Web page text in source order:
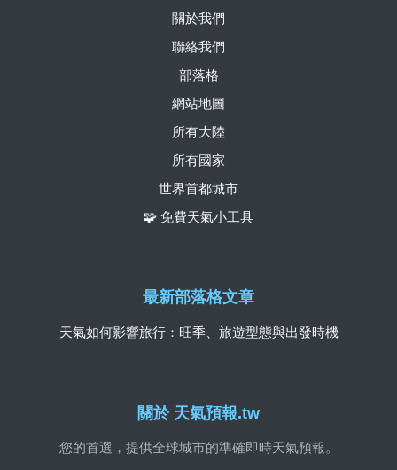
關於 天氣預報.tw
您的首選，提供全球城市的準確即時天氣預報。
關於我們
聯絡我們
部落格
網站地圖
所有大陸
所有國家
世界首都城市
🧩 免費天氣小工具
最新部落格文章
天氣如何影響旅行：旺季、旅遊型態與出發時機